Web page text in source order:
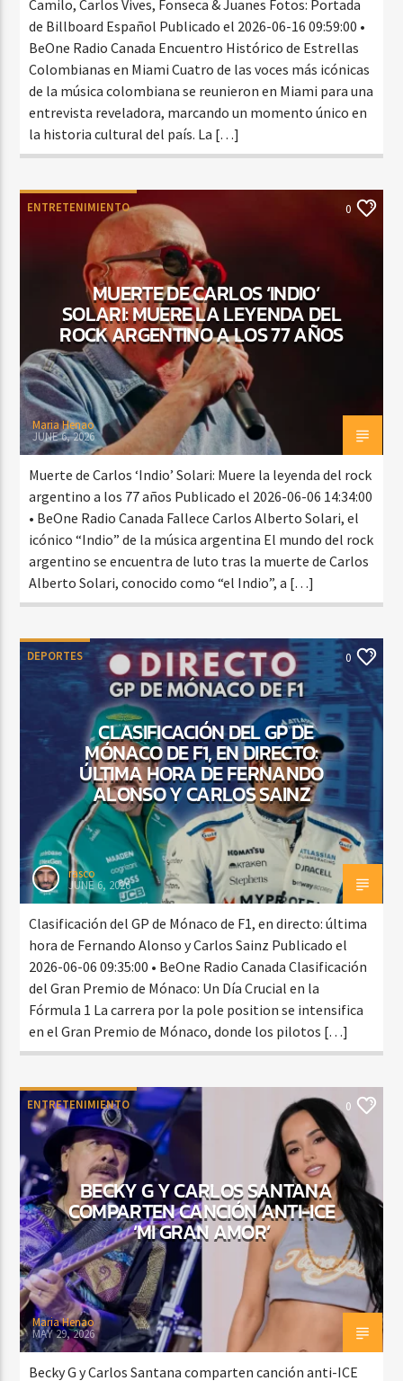
Camilo, Carlos Vives, Fonseca & Juanes Fotos: Portada
de Billboard Español Publicado el 2026-06-16 09:59:00 •
BeOne Radio Canada Encuentro Histórico de Estrellas
Colombianas en Miami Cuatro de las voces más icónicas
de la música colombiana se reunieron en Miami para una
entrevista reveladora, marcando un momento único en
la historia cultural del país. La […]
ENTRETENIMIENTO 0
MUERTE DE CARLOS ‘INDIO’
SOLARI: MUERE LA LEYENDA DEL
ROCK ARGENTINO A LOS 77 AÑOS
Maria Henao
JUNE 6, 2026
Muerte de Carlos ‘Indio’ Solari: Muere la leyenda del rock
argentino a los 77 años Publicado el 2026-06-06 14:34:00
• BeOne Radio Canada Fallece Carlos Alberto Solari, el
icónico “Indio” de la música argentina El mundo del rock
argentino se encuentra de luto tras la muerte de Carlos
Alberto Solari, conocido como “el Indio”, a […]
DEPORTES 0
CLASIFICACIÓN DEL GP DE
MÓNACO DE F1, EN DIRECTO:
ÚLTIMA HORA DE FERNANDO
ALONSO Y CARLOS SAINZ
rasco
JUNE 6, 2026
Clasificación del GP de Mónaco de F1, en directo: última
hora de Fernando Alonso y Carlos Sainz Publicado el
2026-06-06 09:35:00 • BeOne Radio Canada Clasificación
del Gran Premio de Mónaco: Un Día Crucial en la
Fórmula 1 La carrera por la pole position se intensifica
en el Gran Premio de Mónaco, donde los pilotos […]
ENTRETENIMIENTO 0
BECKY G Y CARLOS SANTANA
COMPARTEN CANCIÓN ANTI-ICE
‘MI GRAN AMOR’
Maria Henao
MAY 29, 2026
Becky G y Carlos Santana comparten canción anti-ICE